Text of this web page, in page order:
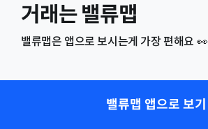
거래는 밸류맵
밸류맵은 앱으로 보시는게 가장 편해요 👀
밸류맵 앱으로 보기